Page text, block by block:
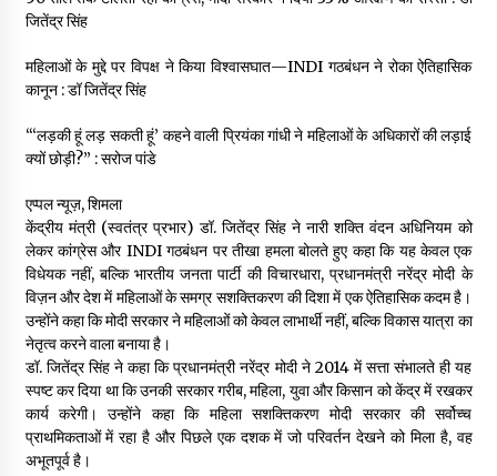
06/08/2026
06/08/2026
जितेंद्र सिंह
महिलाओं के मुद्दे पर विपक्ष ने किया विश्वासघात—INDI गठबंधन ने रोका ऐतिहासिक
कानून : डॉ जितेंद्र सिंह
“‘लड़की हूं लड़ सकती हूं’ कहने वाली प्रियंका गांधी ने महिलाओं के अधिकारों की लड़ाई
क्यों छोड़ी?” : सरोज पांडे
एप्पल न्यूज़, शिमला
केंद्रीय मंत्री (स्वतंत्र प्रभार) डॉ. जितेंद्र सिंह ने नारी शक्ति वंदन अधिनियम को
लेकर कांग्रेस और INDI गठबंधन पर तीखा हमला बोलते हुए कहा कि यह केवल एक
विधेयक नहीं, बल्कि भारतीय जनता पार्टी की विचारधारा, प्रधानमंत्री नरेंद्र मोदी के
विज़न और देश में महिलाओं के समग्र सशक्तिकरण की दिशा में एक ऐतिहासिक कदम है।
उन्होंने कहा कि मोदी सरकार ने महिलाओं को केवल लाभार्थी नहीं, बल्कि विकास यात्रा का
नेतृत्व करने वाला बनाया है।
डॉ. जितेंद्र सिंह ने कहा कि प्रधानमंत्री नरेंद्र मोदी ने 2014 में सत्ता संभालते ही यह
स्पष्ट कर दिया था कि उनकी सरकार गरीब, महिला, युवा और किसान को केंद्र में रखकर
कार्य करेगी। उन्होंने कहा कि महिला सशक्तिकरण मोदी सरकार की सर्वोच्च
प्राथमिकताओं में रहा है और पिछले एक दशक में जो परिवर्तन देखने को मिला है, वह
अभूतपूर्व है।